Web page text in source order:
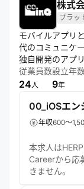
株式
プラッ
モバイルアプリ
代のコミュニケ
独自開発のアプ
の自分を表現で
Storeでの配信、
従業員数
24人
設立年
9年
00_iOSエン
年収600～
本求人はHERP
Careerから応
きません。